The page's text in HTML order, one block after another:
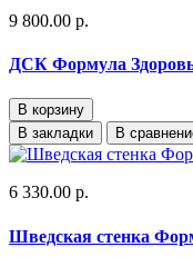
9 800.00 р.
ДСК Формула
В корзину
В закладки
В
6 330.00 р.
Шведская стенка